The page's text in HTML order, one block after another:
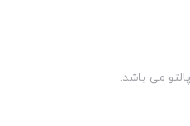
می باشد.